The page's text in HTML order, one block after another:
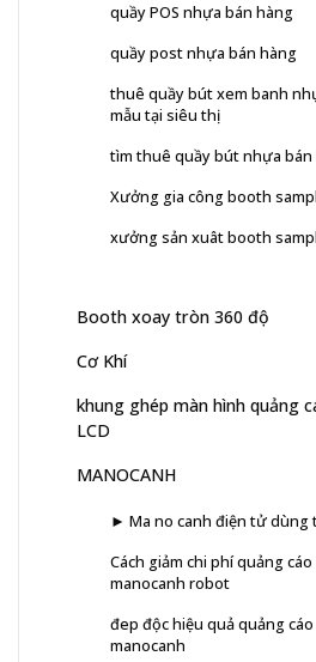
quầy POS nhựa bán hàng
quầy post nhựa bán hàng
thuê quầy bút xem banh
mẫu tại siêu thị
tìm thuê quầy bút nhựa bán
Xưởng gia công booth
xưởng sản xuât booth
Booth xoay tròn 360 độ
Cơ Khí
khung ghép màn hình quảng
LCD
MANOCANH
► Ma no canh điện tử dùng
Cách giảm chi phí quảng
manocanh robot
đep độc hiệu quả quảng
manocanh